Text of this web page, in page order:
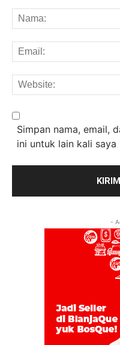
Simpan nama, email,
ini untuk lain kali saya
-